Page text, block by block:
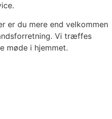
er du mere end velkommen
Vi træffes
møde i hjemmet.